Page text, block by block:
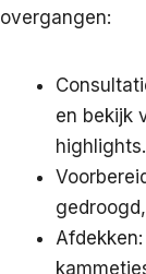
overgangen:
en bekijk
highlights.